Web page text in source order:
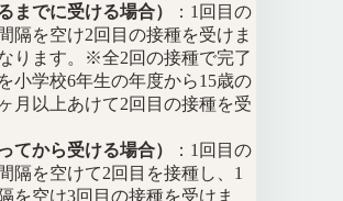
までに受ける場合）
：1回目の
隔を空け2回目の接種を受けま
ります。※全2回の接種で完了
小学校6年生の年度から15歳の
月以上あけて2回目の接種を受
てから受ける場合）
：1回目の
隔を空けて2回目を接種し、1
を空け3回目の接種を受けま